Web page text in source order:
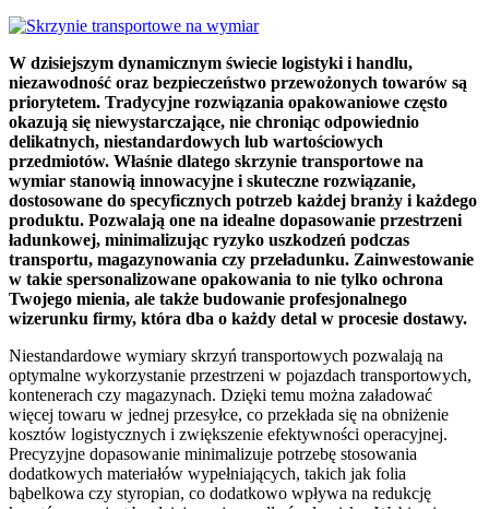
W dzisiejszym dynamicznym świecie logistyki i handlu,
niezawodność oraz bezpieczeństwo przewożonych towarów są
priorytetem. Tradycyjne rozwiązania opakowaniowe często
okazują się niewystarczające, nie chroniąc odpowiednio
delikatnych, niestandardowych lub wartościowych
przedmiotów. Właśnie dlatego skrzynie transportowe na
wymiar stanowią innowacyjne i skuteczne rozwiązanie,
dostosowane do specyficznych potrzeb każdej branży i każdego
produktu. Pozwalają one na idealne dopasowanie przestrzeni
ładunkowej, minimalizując ryzyko uszkodzeń podczas
transportu, magazynowania czy przeładunku. Zainwestowanie
w takie spersonalizowane opakowania to nie tylko ochrona
Twojego mienia, ale także budowanie profesjonalnego
wizerunku firmy, która dba o każdy detal w procesie dostawy.
Niestandardowe wymiary skrzyń transportowych pozwalają na
optymalne wykorzystanie przestrzeni w pojazdach transportowych,
kontenerach czy magazynach. Dzięki temu można załadować
więcej towaru w jednej przesyłce, co przekłada się na obniżenie
kosztów logistycznych i zwiększenie efektywności operacyjnej.
Precyzyjne dopasowanie minimalizuje potrzebę stosowania
dodatkowych materiałów wypełniających, takich jak folia
bąbelkowa czy styropian, co dodatkowo wpływa na redukcję